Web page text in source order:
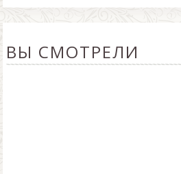
ВЫ СМОТРЕЛИ